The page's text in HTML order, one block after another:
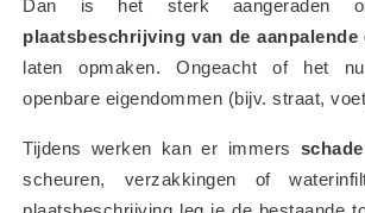
plaatsbeschrijving van de aanpalende
laten opmaken. Ongeacht of het
openbare eigendommen (bijv. straat,
Tijdens werken kan er immers
scheuren, verzakkingen of